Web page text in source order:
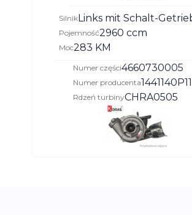
SilnikLinks mit Schalt-
Pojemność2960 ccm
Moc283 KM
Numer części4660730005
Numer producenta1441140P11
Rdzeń turbinyCHRA0505